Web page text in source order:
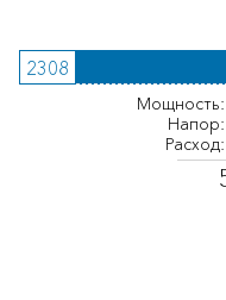
2308
Мощность:
Напор:
Расход: